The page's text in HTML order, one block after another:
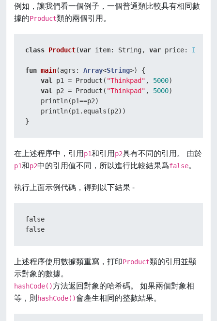
例如，讓我們看一個例子，一個普通類比較具有相同數
據的Product類的兩個引用。
class Product(var item: String, var price: Int
fun main(agrs: Array<String>)
{
val
p1 = Product( "Thinkpad" , 5000)
val
p2 = Product( "Thinkpad" , 5000)
    println(p1==p2)
    println(p1.equals(p2))
}
在上述程序中，引用p1和引用p2具有不同的引用。 由於
p1和p2中的引用值不同，所以進行比較結果爲false。
執行上面示例代碼，得到以下結果 -
false
false
上述程序使用數據類重寫，打印Product類的引用並顯
示對象的數據。
hashCode()方法返回對象的哈希碼。 如果兩個對象相
等，則hashCode()會產生相同的整數結果。